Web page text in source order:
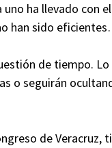
ha llevado con
han sido
de tiempo.
o seguirán
de Veracruz,